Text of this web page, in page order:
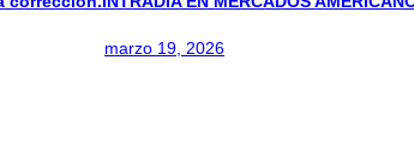
marzo 19, 2026